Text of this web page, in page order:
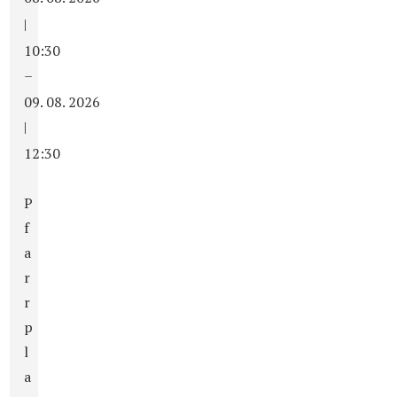
|
10:30
–
09. 08. 2026
|
12:30
P
f
a
r
r
p
l
a